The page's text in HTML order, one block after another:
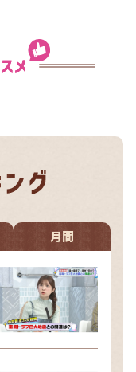
月間